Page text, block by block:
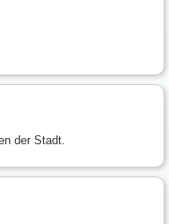
der Stadt.